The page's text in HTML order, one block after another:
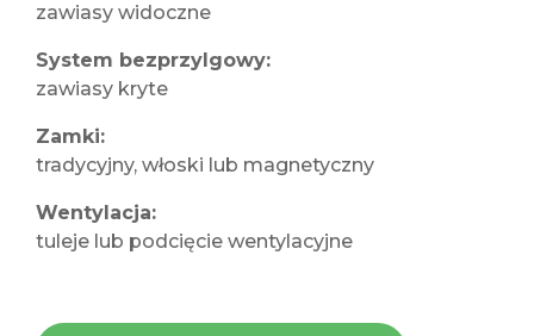
zawiasy widoczne
System bezprzylgowy:
zawiasy kryte
Zamki:
tradycyjny, włoski lub magnetyczny
Wentylacja:
tuleje lub podcięcie wentylacyjne